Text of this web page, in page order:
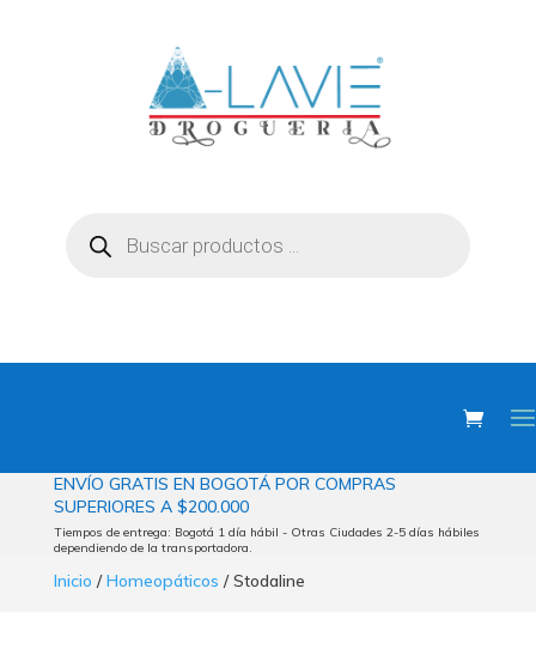
productos
ENVÍO GRATIS EN BOGOTÁ POR COMPRAS
SUPERIORES A $200.000
Tiempos de entrega: Bogotá 1 día hábil - Otras Ciudades 2-5 días hábiles
dependiendo de la transportadora.
Inicio /Homeopáticos / Stodaline